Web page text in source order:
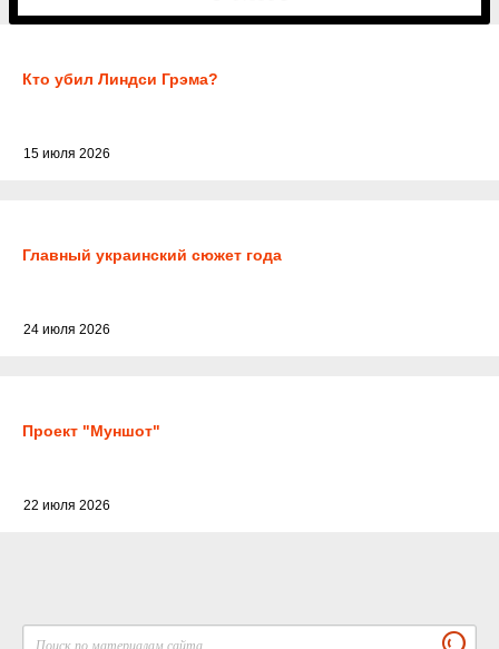
Кто убил Линдси Грэма?
15 июля 2026
Главный украинский сюжет года
24 июля 2026
Проект "Муншот"
22 июля 2026